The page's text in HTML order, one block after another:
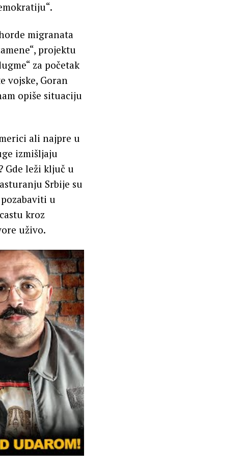
migranata
projektu
za početak
vojske, Goran
opiše situaciju
ali najpre u
izmišljaju
Gde leži ključ u
Srbije su
pozabaviti u
kroz
uživo.